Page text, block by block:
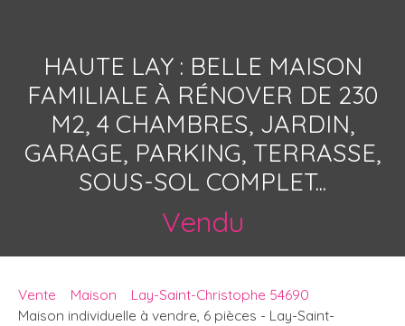
HAUTE LAY : BELLE MAISON
FAMILIALE À RÉNOVER DE 230
M2, 4 CHAMBRES, JARDIN,
GARAGE, PARKING, TERRASSE,
SOUS-SOL COMPLET...
Vendu
Vente Maison
Lay-Saint-Christophe 54690
Maison individuelle à vendre, 6 pièces - Lay-Saint-